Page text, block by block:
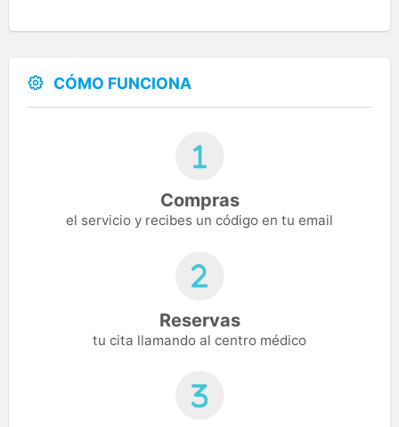
CÓMO FUNCIONA
Compras
el servicio y recibes un código en tu email
Reservas
tu cita llamando al centro médico